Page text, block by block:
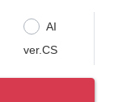
AI
ver.CS